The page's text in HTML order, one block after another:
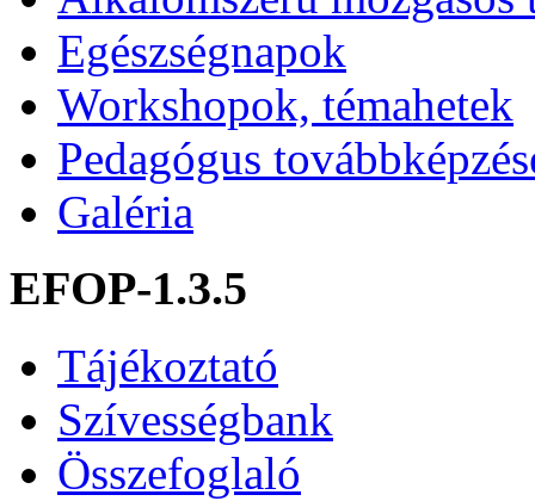
Egészségnapok
Workshopok, témahetek
Pedagógus
Galéria
EFOP-1.3.5
Tájékoztató
Szívességbank
Összefoglaló